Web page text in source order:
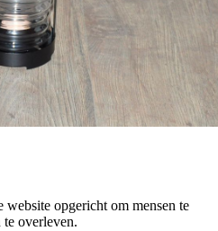
opgericht om mensen te
te overleven.